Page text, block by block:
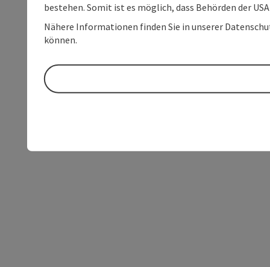
bestehen. Somit ist es möglich, dass Behörden der
Nähere Informationen finden Sie in unserer
können.